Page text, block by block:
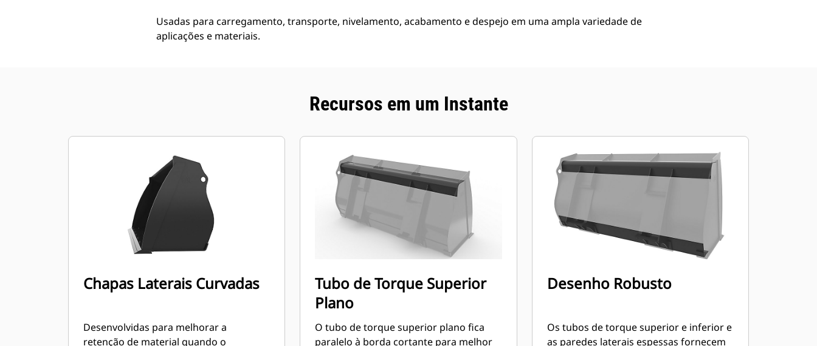
Usadas para carregamento, transporte, nivelamento, acabamento e despejo em uma ampla variedade de
aplicações e materiais.
Recursos em um Instante
Chapas Laterais Curvadas
Desenvolvidas para melhorar a
retenção de material quando o
Tubo de Torque Superior
Plano
O tubo de torque superior plano fica
paralelo à borda cortante para melhor
Desenho Robusto
Os tubos de torque superior e inferior e
as paredes laterais espessas fornecem